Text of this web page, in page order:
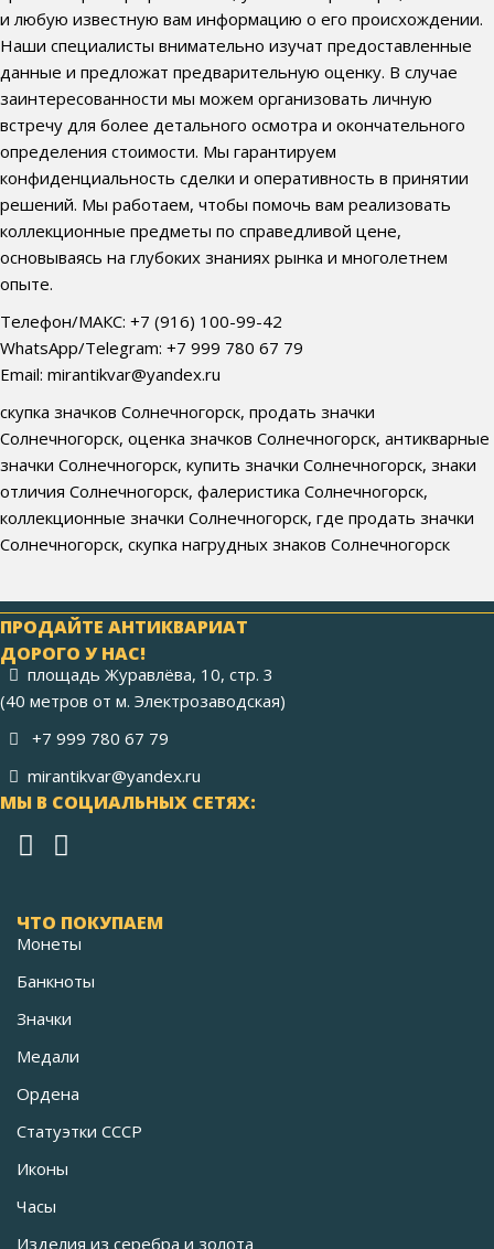
и любую известную вам информацию о его происхождении.
Наши специалисты внимательно изучат предоставленные
данные и предложат предварительную оценку. В случае
заинтересованности мы можем организовать личную
встречу для более детального осмотра и окончательного
определения стоимости. Мы гарантируем
конфиденциальность сделки и оперативность в принятии
решений. Мы работаем, чтобы помочь вам реализовать
коллекционные предметы по справедливой цене,
основываясь на глубоких знаниях рынка и многолетнем
опыте.
Телефон/МАКС: +7 (916) 100-99-42
WhatsApp/Telegram: +7 999 780 67 79
Email: mirantikvar@yandex.ru
скупка значков Солнечногорск, продать значки
Солнечногорск, оценка значков Солнечногорск, антикварные
значки Солнечногорск, купить значки Солнечногорск, знаки
отличия Солнечногорск, фалеристика Солнечногорск,
коллекционные значки Солнечногорск, где продать значки
Солнечногорск, скупка нагрудных знаков Солнечногорск
ПРОДАЙТЕ АНТИКВАРИАТ
ДОРОГО У НАС!
площадь Журавлёва, 10, стр. 3
(40 метров от м. Электрозаводская)
+7 999 780 67 79
mirantikvar@yandex.ru
МЫ В СОЦИАЛЬНЫХ СЕТЯХ:
ЧТО ПОКУПАЕМ
Монеты
Банкноты
Значки
Медали
Ордена
Статуэтки СССР
Иконы
Часы
Изделия из серебра и золота